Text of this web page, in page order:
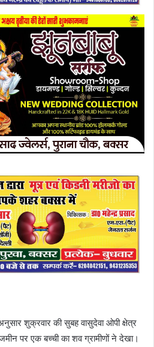
शुक्रवार की सुबह वासुदेवा ओपी क्षेत्र
पर एक बच्ची का शव ग्रामीणों ने देखा।